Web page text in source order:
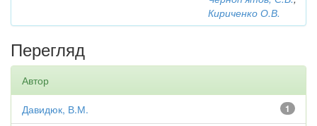
Кириченко О.В.
Перегляд
Автор
1
Давидюк, В.М.